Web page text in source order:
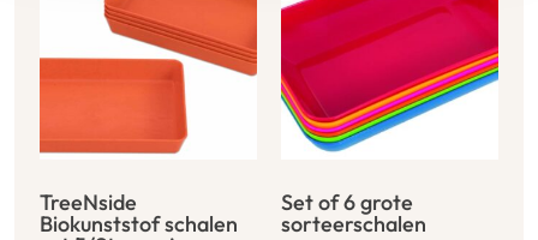
TreeNside
Biokunststof schalen
Set of 6 grote
sorteerschalen